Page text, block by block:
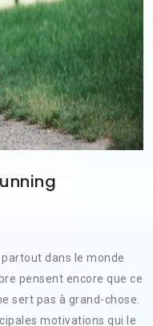
dans le monde
pensent encore que ce
sert pas à grand-chose.
motivations qui le